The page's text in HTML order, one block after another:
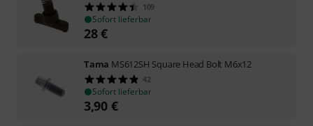
109
Sofort lieferbar
28€
Tama MS612SH Square Head Bolt M6x12
42
Sofort lieferbar
3,90 €